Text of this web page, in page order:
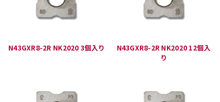
N43GXR8-2R NK2020 3個入り
N43GXR8-2R NK2020 12個入
り